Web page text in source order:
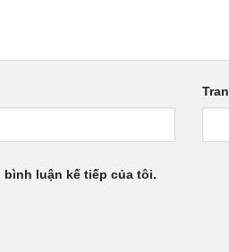
luận kế tiếp của tôi.